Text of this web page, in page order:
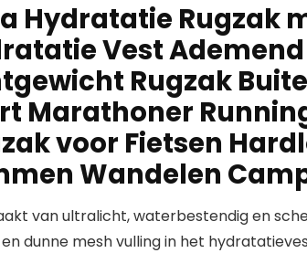
Hydratatie Rugzak
Vest Ademend
Rugzak
Marathoner
voor Fietsen
Wandelen
van ultralicht, waterbestendig en
dunne mesh vulling in het